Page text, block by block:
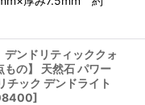
デンドリティッククォ
もの】 天然石 パワー
チック デンドライト
]